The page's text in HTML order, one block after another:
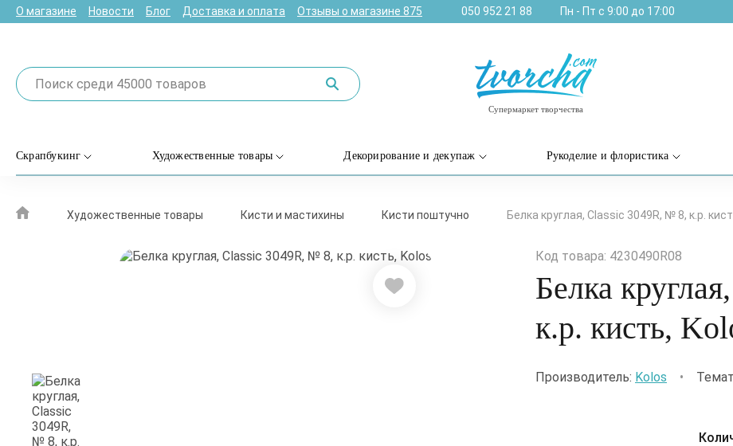
О магазине Новости Блог Доставка и оплата Отзывы о магазине 875 050 952 21 88 Пн - Пт с 9:00 до 17:00
Супермаркет творчества
Скрапбукинг Художественные товары Декорирование и декупаж Рукоделие и флористика
Художественные товары Кисти и мастихины Кисти поштучно Белка круглая, Classic 3049R, № 8, к.р.
Код товара: 4230490R08
Белка
к.р. кисть,
Производитель: Kolos •